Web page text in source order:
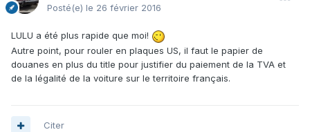
Posté(e) le 26 février 2016
LULU a été plus rapide que moi!
Autre point, pour rouler en plaques US, il faut le papier de
douanes en plus du title pour justifier du paiement de la TVA et
de la légalité de la voiture sur le territoire français.
Citer